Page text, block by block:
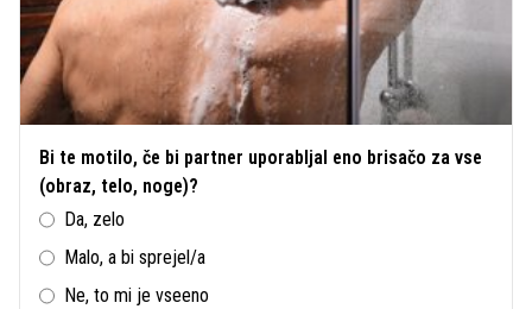
Bi te motilo, če bi partner uporabljal eno brisačo za vse
(obraz, telo, noge)?
Da, zelo
Malo, a bi sprejel/a
Ne, to mi je vseeno